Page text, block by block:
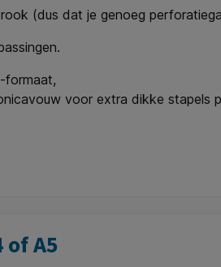
(dus dat je genoeg
formaat,
voor extra dikke stapels
A5